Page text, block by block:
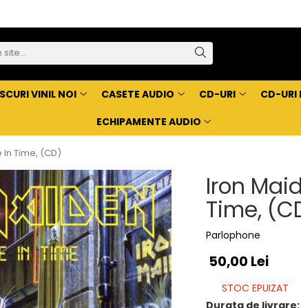
VINIL NOI CASETE AUDIO CD-URI CD-URI
ECHIPAMENTE AUDIO
Time, (CD)
Iron
Time,
Parlophone
50,00 Lei
STOC EPUIZAT
Durata de livrare: